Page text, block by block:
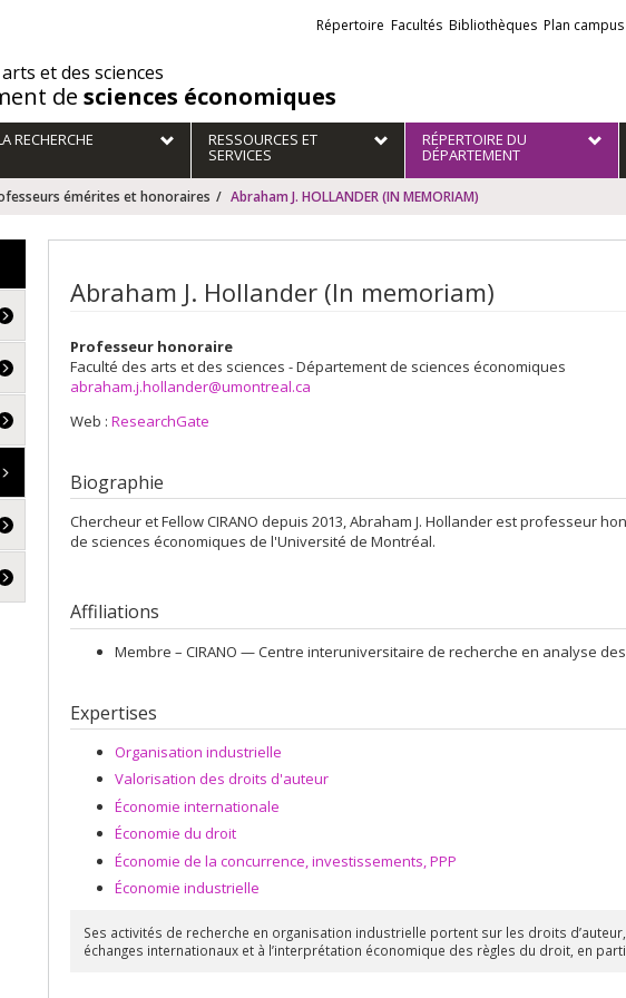
et des sciences
de sciences économiques
Liens
externes
Répertoire Facultés Bibliothèques Plan campus
RECHERCHE RESSOURCES ET
SERVICES
RÉPERTOIRE DU
DÉPARTEMENT
émérites et honoraires Abraham J. HOLLANDER (IN MEMORIAM)
Abraham J. Hollander (In memoriam)
Professeur honoraire
Faculté des arts et des sciences - Département de sciences économiques
abraham.j.hollander@umontreal.ca
Web : ResearchGate
Biographie
Chercheur et Fellow CIRANO depuis 2013, Abraham J. Hollander est professeur
de sciences économiques de l'Université de Montréal.
Affiliations
Membre – CIRANO — Centre interuniversitaire de recherche en analyse
Expertises
Organisation industrielle
Valorisation des droits d'auteur
Économie internationale
Économie du droit
Économie de la concurrence, investissements, PPP
Économie industrielle
Ses activités de recherche en organisation industrielle portent sur les droits
échanges internationaux et à l’interprétation économique des règles du droit, en